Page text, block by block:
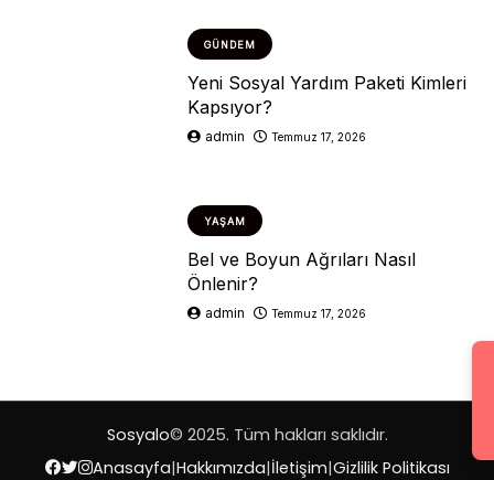
GÜNDEM
Yeni Sosyal Yardım Paketi Kimleri
Kapsıyor?
admin Temmuz 17, 2026
YAŞAM
Bel ve Boyun Ağrıları Nasıl
Önlenir?
admin Temmuz 17, 2026
Sosyalo© 2025. Tüm hakları saklıdır.
Anasayfa|Hakkımızda|İletişim|Gizlilik Politikası